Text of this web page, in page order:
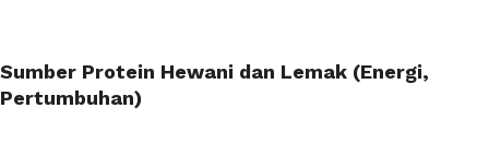
Sumber Protein Hewani dan Lemak (Energi,
Pertumbuhan)